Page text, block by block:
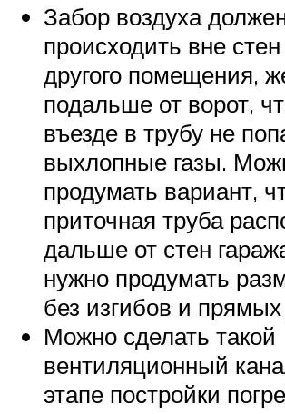
Забор воздуха
происходить вне
другого помещения,
подальше от ворот,
въезде в трубу не
выхлопные газы.
продумать вариант,
приточная труба
дальше от стен
нужно продумать
без изгибов и прямых
Можно сделать такой
вентиляционный
этапе постройки